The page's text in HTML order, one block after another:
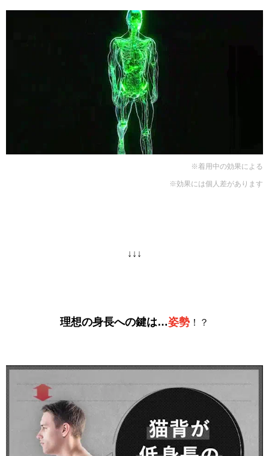
※着用中の効果による
※効果には個人差があります
↓↓↓
理想の身長への鍵は…姿勢 ！？